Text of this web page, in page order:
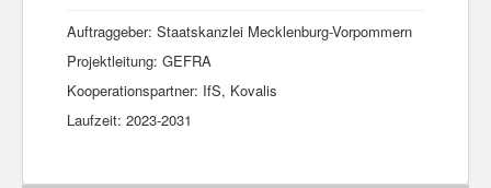
Auftraggeber: Staatskanzlei Mecklenburg-Vorpommern
Projektleitung: GEFRA
Kooperationspartner: IfS, Kovalis
Laufzeit: 2023-2031